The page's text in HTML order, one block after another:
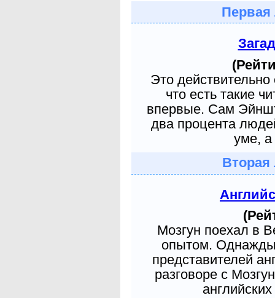
Первая
Это
что есть такие
впервые. Сам
два процента
уме, а
Вторая
Мозгун поехал в
опытом. Однажды
представителей
разговоре с